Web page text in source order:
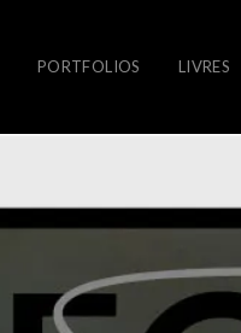
PORTFOLIOS LIVRES